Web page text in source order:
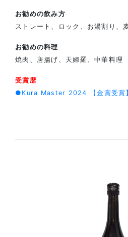
お勧めの飲み方
ストレート、ロック、お湯割り、
お勧めの料理
焼肉、唐揚げ、天婦羅、中華料理
受賞歴
●Kura Master 2024 【金賞受賞